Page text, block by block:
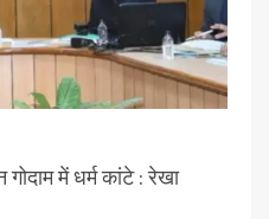
में धर्म कांटे : रेखा